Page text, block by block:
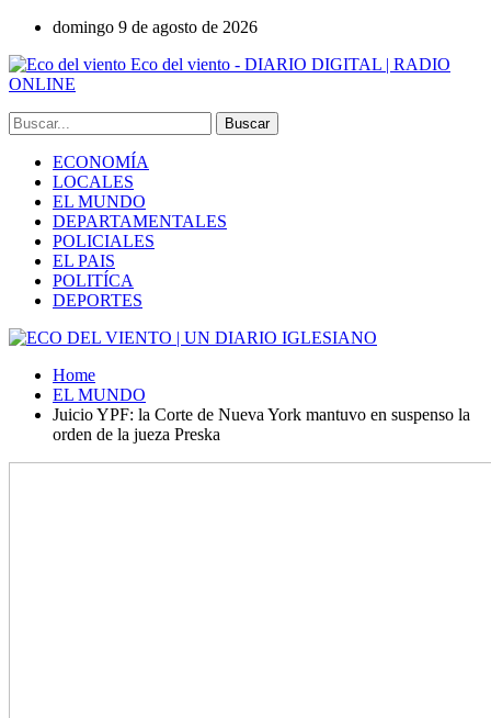
domingo 9 de agosto de 2026
Eco del viento - DIARIO DIGITAL | RADIO
ONLINE
ECONOMÍA
LOCALES
EL MUNDO
DEPARTAMENTALES
POLICIALES
EL PAIS
POLITÍCA
DEPORTES
Home
EL MUNDO
Juicio YPF: la Corte de Nueva York mantuvo en suspenso la
orden de la jueza Preska